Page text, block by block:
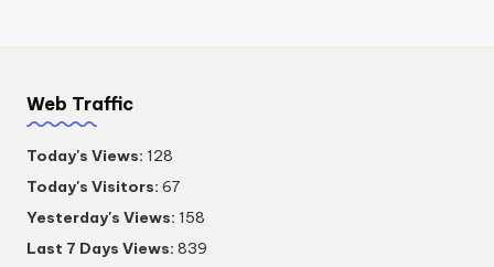
Web Traffic
Today's Views: 128
Today's Visitors: 67
Yesterday's Views: 158
Last 7 Days Views: 839